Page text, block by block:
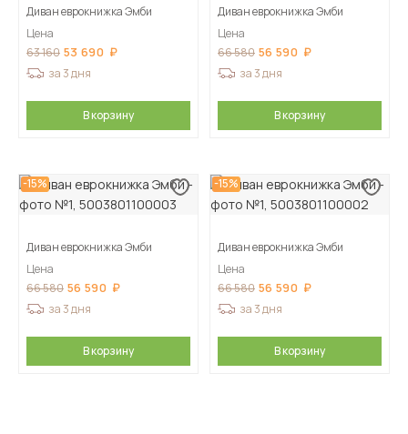
Диван еврокнижка Эмби
Цена
63 160 53 690
за 3 дня
В корзину
Диван еврокнижка Эмби
Цена
66 580 56 590
за 3 дня
В корзину
-15%
Диван еврокнижка Эмби
Цена
66 580 56 590
за 3 дня
В корзину
-15%
Диван еврокнижка Эмби
Цена
66 580 56 590
за 3 дня
В корзину